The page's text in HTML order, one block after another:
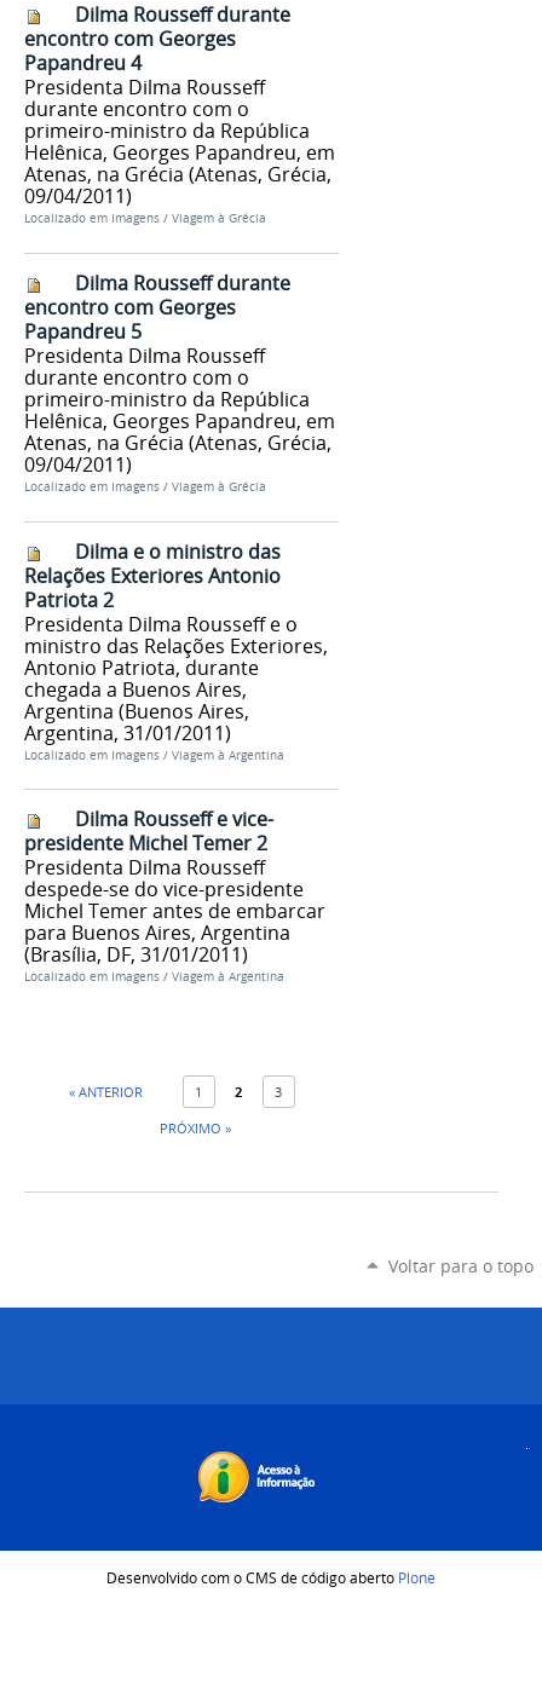
Dilma Rousseff durante
encontro com Georges
Papandreu 4
Presidenta Dilma Rousseff
durante encontro com o
primeiro-ministro da República
Helênica, Georges Papandreu, em
Atenas, na Grécia (Atenas, Grécia,
09/04/2011)
Localizado em Imagens / Viagem à Grécia
Dilma Rousseff durante
encontro com Georges
Papandreu 5
Presidenta Dilma Rousseff
durante encontro com o
primeiro-ministro da República
Helênica, Georges Papandreu, em
Atenas, na Grécia (Atenas, Grécia,
09/04/2011)
Localizado em Imagens / Viagem à Grécia
Dilma e o ministro das
Relações Exteriores Antonio
Patriota 2
Presidenta Dilma Rousseff e o
ministro das Relações Exteriores,
Antonio Patriota, durante
chegada a Buenos Aires,
Argentina (Buenos Aires,
Argentina, 31/01/2011)
Localizado em Imagens / Viagem à Argentina
Dilma Rousseff e vice-
presidente Michel Temer 2
Presidenta Dilma Rousseff
despede-se do vice-presidente
Michel Temer antes de embarcar
para Buenos Aires, Argentina
(Brasília, DF, 31/01/2011)
Localizado em Imagens / Viagem à Argentina
« ANTERIOR 1 2
3
PRÓXIMO »
Voltar para o topo
Desenvolvido com o CMS de código aberto Plone